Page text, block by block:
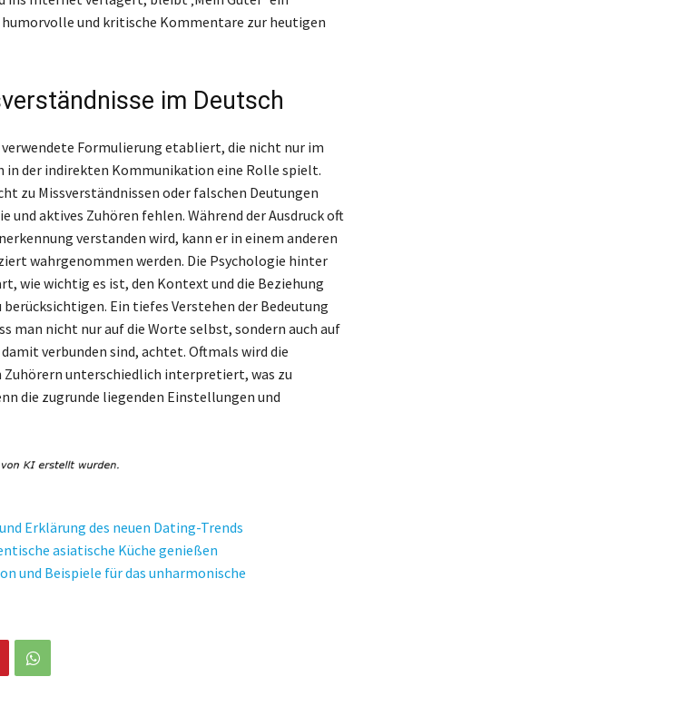
und kritische Kommentare zur heutigen
im Deutsch
verwendete Formulierung etabliert, die nicht nur im
in der indirekten Kommunikation eine Rolle spielt.
zu Missverständnissen oder falschen Deutungen
und aktives Zuhören fehlen. Während der Ausdruck oft
verstanden wird, kann er in einem anderen
wahrgenommen werden. Die Psychologie hinter
wie wichtig es ist, den Kontext und die Beziehung
Ein tiefes Verstehen der Bedeutung
man nicht nur auf die Worte selbst, sondern auch auf
verbunden sind, achtet. Oftmals wird die
Zuhörern unterschiedlich interpretiert, was zu
die zugrunde liegenden Einstellungen und
Erklärung des neuen Dating-Trends
asiatische Küche genießen
und Beispiele für das unharmonische